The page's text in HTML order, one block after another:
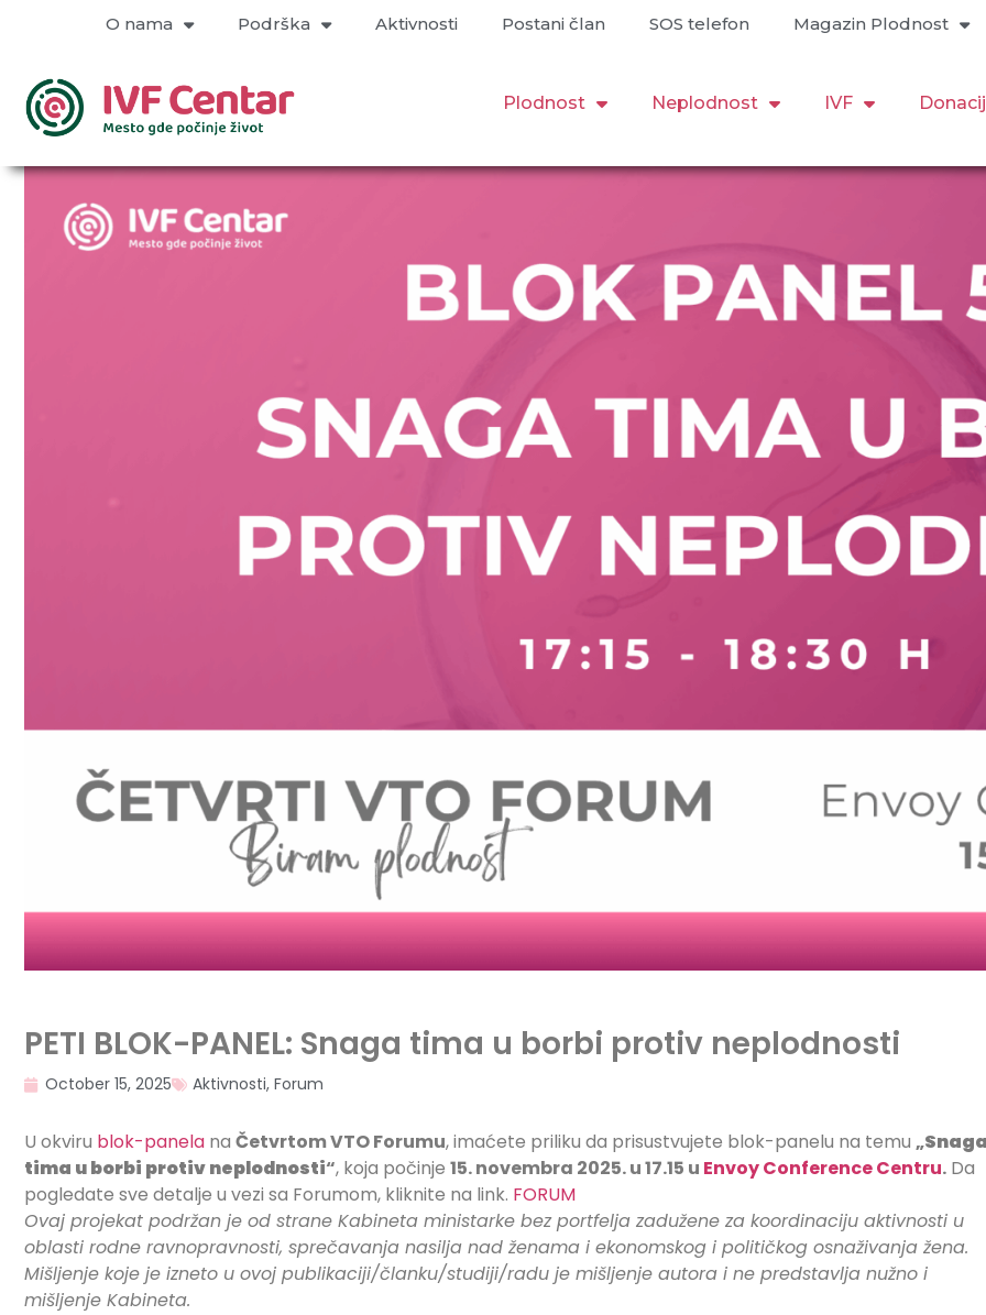
O nama Podrška Aktivnosti Postani član SOS telefon Magazin Plodnost
Plodnost Neplodnost IVF
PETI BLOK-PANEL: Snaga tima u borbi protiv neplodnosti
October 15, 2025 Aktivnosti, Forum
U okviru blok-panela na Četvrtom VTO Forumu, imaćete priliku da prisustvujete blok-panelu na temu „
tima u borbi protiv neplodnosti“, koja počinje 15. novembra 2025. u 17.15 u Envoy Conference Centru. Da
pogledate sve detalje u vezi sa Forumom, kliknite na link. FORUM
Ovaj projekat podržan je od strane Kabineta ministarke bez portfelja zadužene za koordinaciju aktivnosti u
oblasti rodne ravnopravnosti, sprečavanja nasilja nad ženama i ekonomskog i političkog osnaživanja žena.
Mišljenje koje je izneto u ovoj publikaciji/članku/studiji/radu je mišljenje autora i ne predstavlja nužno i
mišljenje Kabineta.